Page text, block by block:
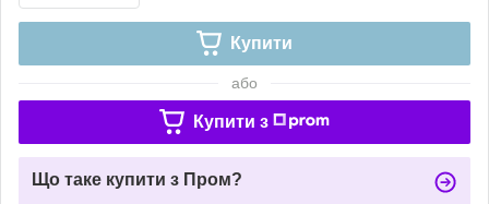
Купити
або
Купити з
Що таке купити з Пром?